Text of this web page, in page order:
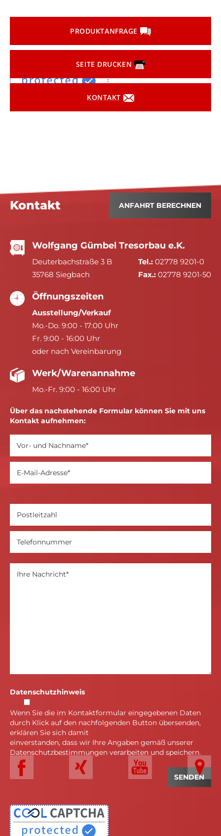
PRODUKTANFRAGE
SEITE DRUCKEN
KONTAKT
Kontakt ANFAHRT BERECHNEN
Wolfgang Gümbel Tresorbau e.K.
Deuterbachstraße 3 B
35768 Siegbach
Tel.: 02778 9201-0
Fax.: 02778 9201-50
Öffnungszeiten
Ausstellung/Verkauf
Mo.-Do. 9:00 - 17:00 Uhr
Fr. 9:00 - 16:00 Uhr
oder nach Vereinbarung
Werk/Warenannahme
Mo.-Fr. 9:00 - 16:00 Uhr
Über das nachstehende Formular können Sie mit uns
Kontakt aufnehmen:
Datenschutzhinweis
Wenn Sie die im Kontaktformular eingegebenen Daten
durch Klick auf den nachfolgenden Button übersenden,
erklären Sie sich damit
einverstanden, dass wir Ihre Angaben gemäß unserer
Datenschutzbestimmungen verarbeiten und speichern.